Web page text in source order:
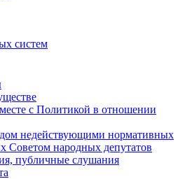
систем
с Политикой в отношении
недействующими нормативных
Советом народных депутатов
публичные слушания